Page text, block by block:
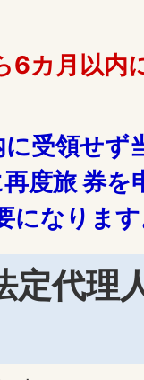
6カ月以内
受領せず
度旅 券を
になりま
定代理